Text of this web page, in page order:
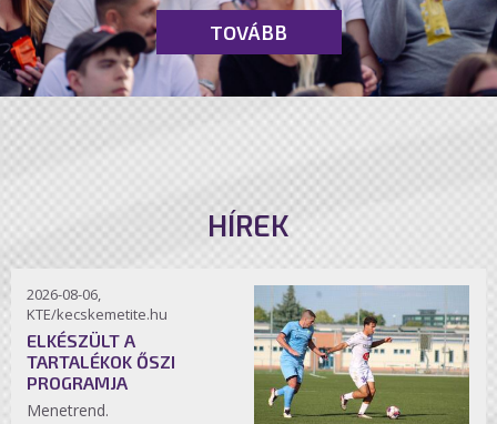
TOVÁBB
HÍREK
2026-08-06,
KTE/kecskemetite.hu
ELKÉSZÜLT A
TARTALÉKOK ŐSZI
PROGRAMJA
Menetrend.